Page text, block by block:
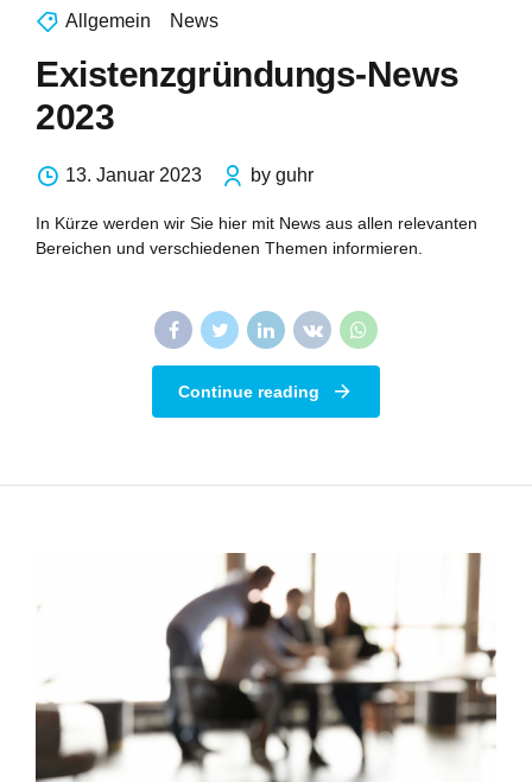
Allgemein News
Existenzgründungs-News
2023
13. Januar 2023 by guhr
In Kürze werden wir Sie hier mit News aus allen relevanten
Bereichen und verschiedenen Themen informieren.
Continue reading